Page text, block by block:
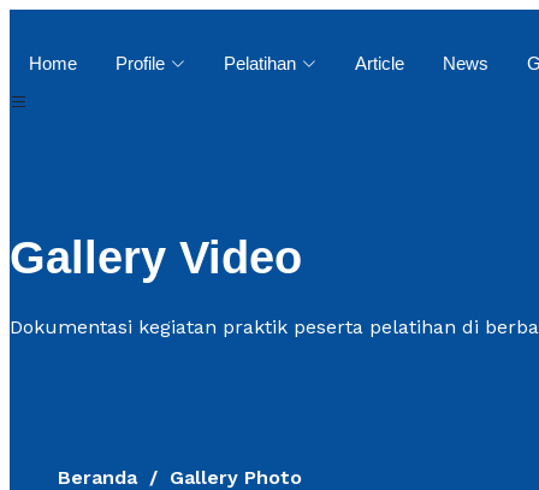
Home Profile Pelatihan Article News
Gallery Video
Dokumentasi kegiatan praktik peserta pelatihan di
Beranda Gallery Photo